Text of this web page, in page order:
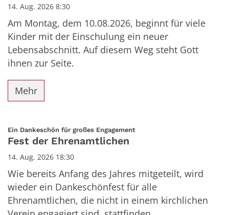
14. Aug. 2026 8:30
Am Montag, dem 10.08.2026, beginnt für viele
Kinder mit der Einschulung ein neuer
Lebensabschnitt. Auf diesem Weg steht Gott
ihnen zur Seite.
Mehr
Ein Dankeschön für großes Engagement:
Fest der Ehrenamtlichen
14. Aug. 2026 18:30
Wie bereits Anfang des Jahres mitgeteilt, wird
wieder ein Dankeschönfest für alle
Ehrenamtlichen, die nicht in einem kirchlichen